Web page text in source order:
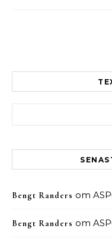
Bengt Randers om
Bengt Randers om